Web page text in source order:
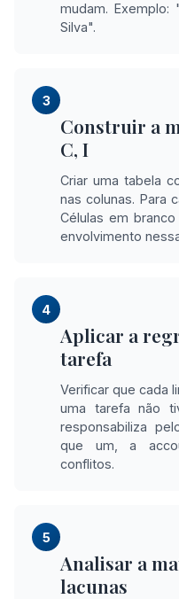
mudam. Exemplo:
Silva".
3
Construir a
C, I
Criar uma tabela
nas colunas. Para
Células em
envolvimento
4
Aplicar a
tarefa
Verificar que cada
uma tarefa não
responsabiliza
que um, a
conflitos.
5
Analisar a
lacunas